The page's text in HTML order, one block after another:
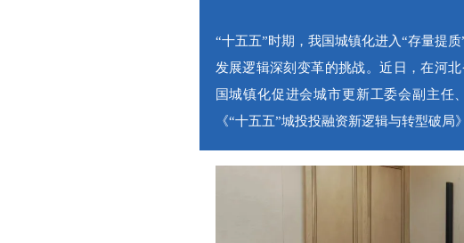
“十五五”时期，我国城镇化进入“存量提
发展逻辑深刻变革的挑战。近日，在河
国城镇化促进会城市更新工委会副主任
《“十五五”城投投融资新逻辑与转型破局